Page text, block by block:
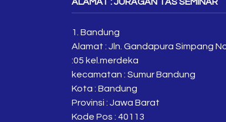
1. Bandung
Alamat : Jln. Gandapura Simpang
:05 kel.merdeka
kecamatan : Sumur Bandung
Kota : Bandung
Provinsi : Jawa Barat
Kode Pos : 40113